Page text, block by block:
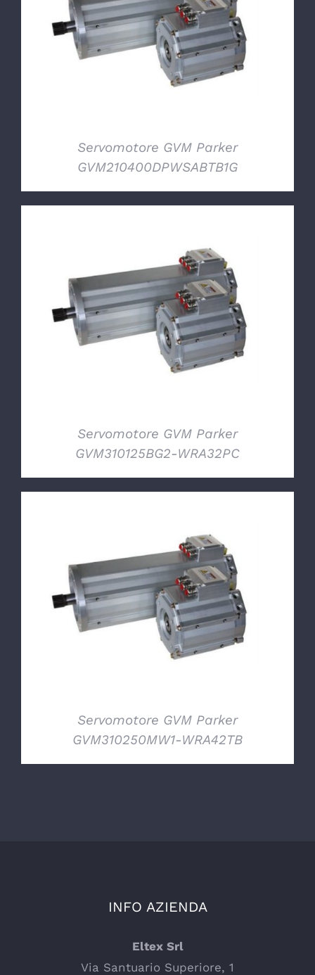
DETTAGLI
Servomotore GVM Parker
GVM210400DPWSABTB1G
DETTAGLI
Servomotore GVM Parker
GVM310125BG2-WRA32PC
DETTAGLI
Servomotore GVM Parker
GVM310250MW1-WRA42TB
INFO AZIENDA
Eltex Srl
Via Santuario Superiore, 1